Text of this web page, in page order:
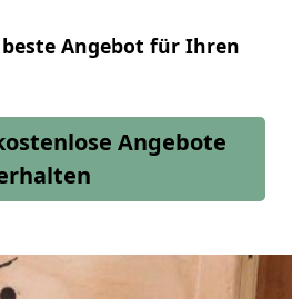
beste Angebot für Ihren
Angebote